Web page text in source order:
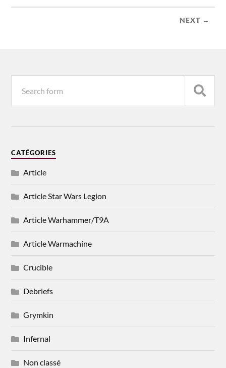
NEXT →
CATÉGORIES
Article
Article Star Wars Legion
Article Warhammer/T9A
Article Warmachine
Crucible
Debriefs
Grymkin
Infernal
Non classé